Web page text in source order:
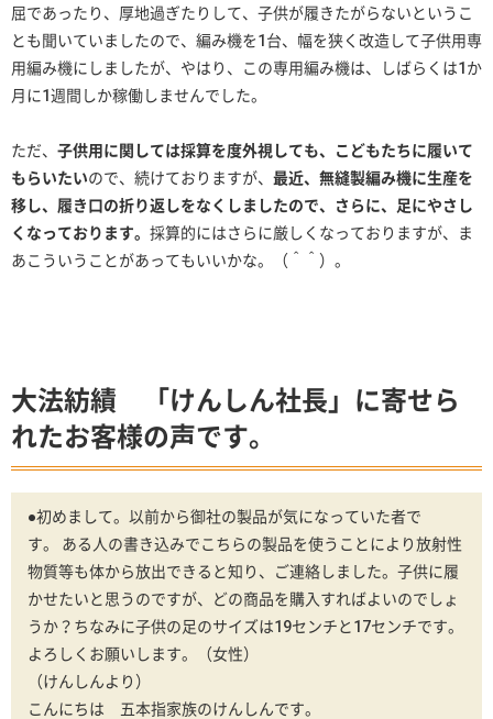
屈であったり、厚地過ぎたりして、子供が履きたがらないというこ
とも聞いていましたので、編み機を1台、幅を狭く改造して子供用専
用編み機にしましたが、やはり、この専用編み機は、しばらくは1か
月に1週間しか稼働しませんでした。
ただ、 子供用に関しては採算を度外視しても、こどもたちに履いて
もらいたいので、続けておりますが、 最近、無縫製編み機に生産を
移し、履き口の折り返しをなくしましたので、さらに、足にやさし
くなっております。 採算的にはさらに厳しくなっておりますが、ま
あこういうことがあってもいいかな。（＾＾）。
大法紡績 「けんしん社長」に寄せら
れたお客様の声です。
●初めまして。以前から御社の製品が気になっていた者で
す。 ある人の書き込みでこちらの製品を使うことにより放射性
物質等も体から放出できると知り、ご連絡しました。子供に履
かせたいと思うのですが、どの商品を購入すればよいのでしょ
うか？ちなみに子供の足のサイズは19センチと17センチです。
よろしくお願いします。（女性）
（けんしんより）
こんにちは 五本指家族のけんしんです。